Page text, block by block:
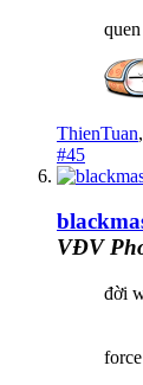
ThienTuan,
#45
VĐV
đời
force